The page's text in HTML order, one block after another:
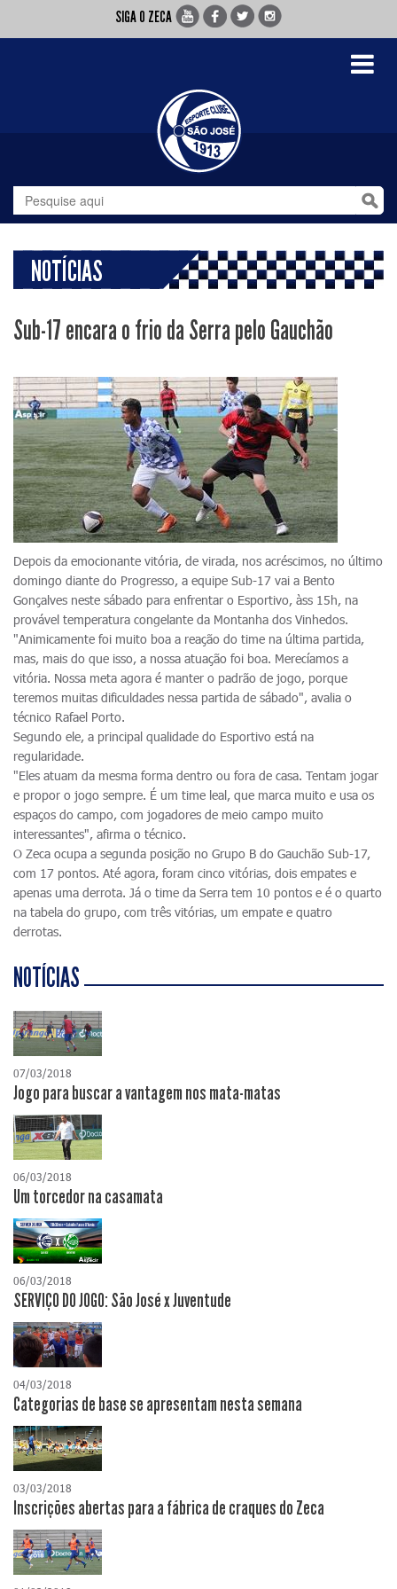
SIGA O ZECA
Toggle
NOTÍCIAS
Sub-17 encara o frio da Serra pelo Gauchão
Depois da emocionante vitória, de virada, nos acréscimos, no último
domingo diante do Progresso, a equipe Sub-17 vai a Bento
Gonçalves neste sábado para enfrentar o Esportivo, àss 15h, na
provável temperatura congelante da Montanha dos Vinhedos.
"Animicamente foi muito boa a reação do time na última partida,
mas, mais do que isso, a nossa atuação foi boa. Merecíamos a
vitória. Nossa meta agora é manter o padrão de jogo, porque
teremos muitas dificuldades nessa partida de sábado", avalia o
técnico Rafael Porto.
Segundo ele, a principal qualidade do Esportivo está na
regularidade.
"Eles atuam da mesma forma dentro ou fora de casa. Tentam jogar
e propor o jogo sempre. É um time leal, que marca muito e usa os
espaços do campo, com jogadores de meio campo muito
interessantes", afirma o técnico.
O Zeca ocupa a segunda posição no Grupo B do Gauchão Sub-17,
com 17 pontos. Até agora, foram cinco vitórias, dois empates e
apenas uma derrota. Já o time da Serra tem 10 pontos e é o quarto
na tabela do grupo, com três vitórias, um empate e quatro
derrotas.
NOTÍCIAS
07/03/2018
Jogo para buscar a vantagem nos mata-matas
06/03/2018
Um torcedor na casamata
06/03/2018
SERVIÇO DO JOGO: São José x Juventude
04/03/2018
Categorias de base se apresentam nesta semana
03/03/2018
Inscrições abertas para a fábrica de craques do Zeca